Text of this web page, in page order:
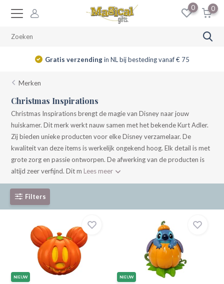
0 0
14 dagenretourrecht
Merken
Christmas Inspirations
Christmas Inspirations brengt de magie van Disney naar jouw
huiskamer. Dit merk werkt nauw samen met het bekende Kurt Adler.
Zij bieden unieke producten voor elke Disney verzamelaar. De
kwaliteit van deze items is werkelijk ongekend hoog. Elk detail is met
grote zorg en passie ontworpen. De afwerking van de producten is
altijd zeer verfijnd. Dit m Lees meer
Filters
NIEUW NIEUW